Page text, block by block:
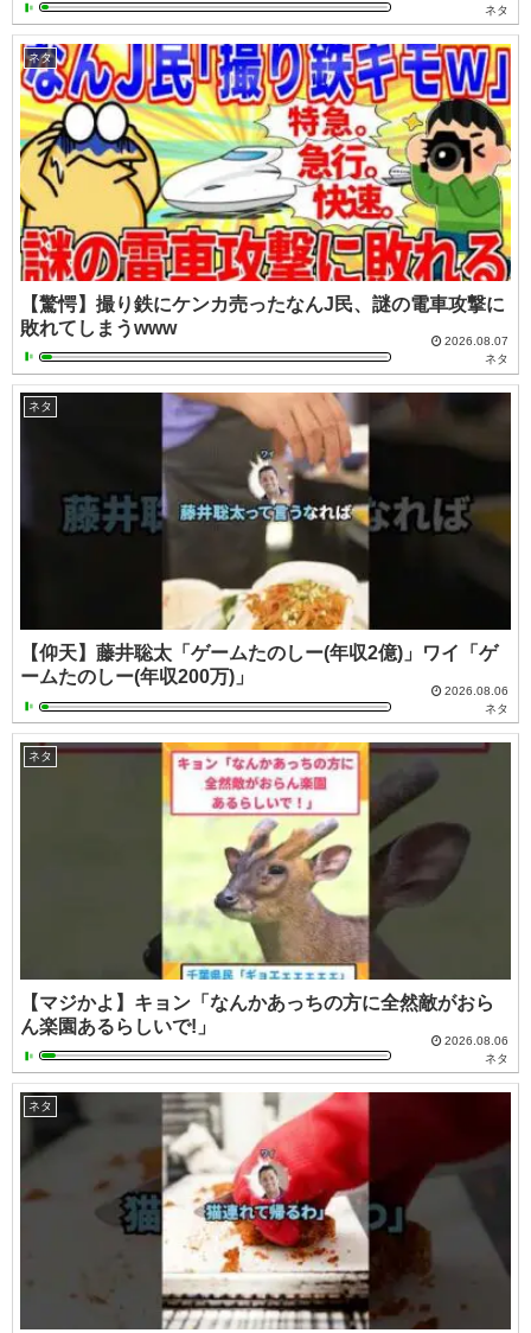
ネタ
ネタ
【驚愕】撮り鉄にケンカ売ったなんJ民、謎の電車攻撃に
敗れてしまうwww
2026.08.07
ネタ
ネタ
【仰天】藤井聡太「ゲームたのしー(年収2億)」ワイ「ゲ
ームたのしー(年収200万)」
2026.08.06
ネタ
ネタ
【マジかよ】キョン「なんかあっちの方に全然敵がおら
ん楽園あるらしいで!」
2026.08.06
ネタ
ネタ